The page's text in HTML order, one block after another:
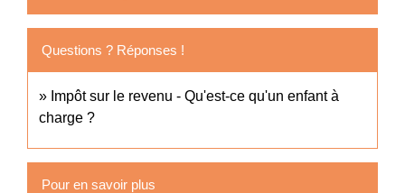
Questions ? Réponses !
Impôt sur le revenu - Qu'est-ce qu'un enfant à
charge ?
Pour en savoir plus